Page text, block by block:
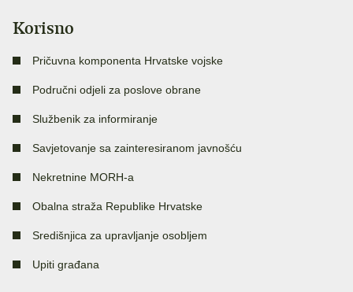
Korisno
Pričuvna komponenta Hrvatske vojske
Područni odjeli za poslove obrane
Službenik za informiranje
Savjetovanje sa zainteresiranom javnošću
Nekretnine MORH-a
Obalna straža Republike Hrvatske
Središnjica za upravljanje osobljem
Upiti građana